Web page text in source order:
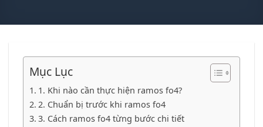
Mục Lục
1. Khi nào cần thực hiện ramos fo4?
2. Chuẩn bị trước khi ramos fo4
3. Cách ramos fo4 từng bước chi tiết